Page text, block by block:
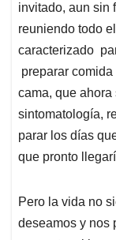
invitado, aun sin
reuniendo todo
caracterizado
preparar
cama, que
sintomatología,
parar los días
que pronto
Pero la vida no
deseamos y nos